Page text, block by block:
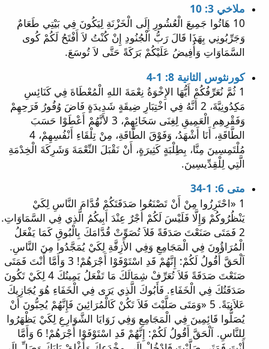
ملاخي 3: 10
10 هَاتُوا جَمِيعَ الْعُشُورِ إِلَى الْخَزْنَةِ لِيَكُونَ فِي بَيْتِي طَعَامٌ
وَجَرِّبُونِي بِهَذَا قَالَ رَبُّ الْجُنُودِ إِنْ كُنْتُ لاَ أَفْتَحُ لَكُمْ كُوى
السَّمَاوَاتِ وَأُفِيضُ عَلَيْكُمْ بَرَكَةً حَتَّى لاَ تُوسَعَ.
كورنثوس الثانية 8: 1-4
1 ثُمَّ نُعَرِّفُكُمْ أَيُّهَا الإِخْوَةُ نِعْمَةَ اللهِ الْمُعْطَاةَ فِي كَنَائِسِ
مَكِدُونِيَّةَ، 2 أَنَّهُ فِي اخْتِبَارِ ضِيقَةٍ شَدِيدَةٍ فَاضَ وُفُورُ فَرَحِهِمْ
وَفَقْرِهِمِ الْعَمِيقِ لِغِنَى سَخَائِهِمْ، 3 لأَنَّهُمْ أَعْطَوْا حَسَبَ
الطَّاقَةِ، أَنَا أَشْهَدُ، وَفَوْقَ الطَّاقَةِ، مِنْ تِلْقَاءِ أَنْفُسِهِمْ، 4
مُلْتَمِسِينَ مِنَّا، بِطِلْبَةٍ كَثِيرَةٍ، أَنْ نَقْبَلَ النِّعْمَةَ وَشَرِكَةَ الْخِدْمَةِ
الَّتِي لِلْقِدِّيسِينَ.
متى 6: 1-34
1 «احْتَرِزُوا مِنْ أَنْ تَصْنَعُوا صَدَقَتَكُمْ قُدَّامَ النَّاسِ لِكَيْ
يَنْظُرُوكُمْ وَإِلَّا فَلَيْسَ لَكُمْ أَجْرٌ عِنْدَ أَبِيكُمُ الَّذِي فِي السَّمَاوَاتِ.
2 فَمَتَى صَنَعْتَ صَدَقَةً فَلاَ تُصَوِّتْ قُدَّامَكَ بِالْبُوقِ كَمَا يَفْعَلُ
الْمُرَاؤُونَ فِي الْمَجَامِعِ وَفِي الأَزِقَّةِ لِكَيْ يُمَجَّدُوا مِنَ النَّاسِ.
اَلْحَقَّ أَقُولُ لَكُمْ: إِنَّهُمْ قَدِ اسْتَوْفَوْا أَجْرَهُمْ! 3 وَأَمَّا أَنْتَ فَمَتَى
صَنَعْتَ صَدَقَةً فَلاَ تُعَرِّفْ شِمَالَكَ مَا تَفْعَلُ يَمِينُكَ 4 لِكَيْ تَكُونَ
صَدَقَتُكَ فِي الْخَفَاءِ. فَأَبُوكَ الَّذِي يَرَى فِي الْخَفَاءِ هُوَ يُجَازِيكَ
عَلاَنِيَةً. 5 «وَمَتَى صَلَّيْتَ فَلاَ تَكُنْ كَالْمُرَائِينَ فَإِنَّهُمْ يُحِبُّونَ أَنْ
يُصَلُّوا قَائِمِينَ فِي الْمَجَامِعِ وَفِي زَوَايَا الشَّوَارِعِ لِكَيْ يَظْهَرُوا
لِلنَّاسِ. اَلْحَقَّ أَقُولُ لَكُمْ: إِنَّهُمْ قَدِ اسْتَوْفَوْا أَجْرَهُمْ! 6 وَأَمَّا